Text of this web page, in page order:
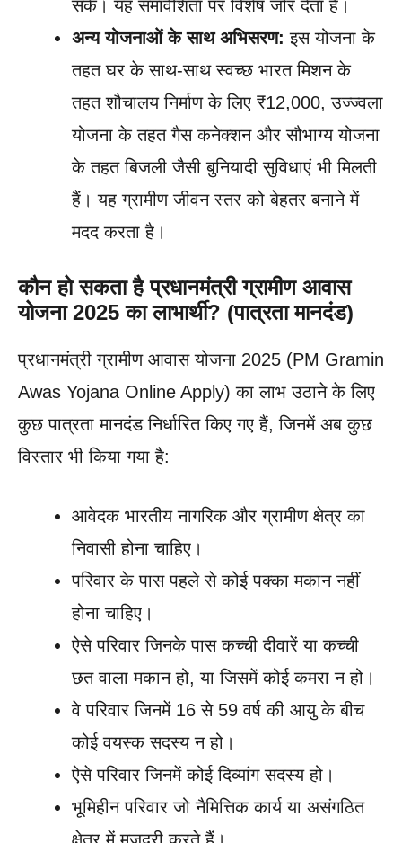
सके। यह समावेशिता पर विशेष जोर देता है।
अन्य योजनाओं के साथ अभिसरण: इस योजना के
तहत घर के साथ-साथ स्वच्छ भारत मिशन के
तहत शौचालय निर्माण के लिए ₹12,000, उज्ज्वला
योजना के तहत गैस कनेक्शन और सौभाग्य योजना
के तहत बिजली जैसी बुनियादी सुविधाएं भी मिलती
हैं। यह ग्रामीण जीवन स्तर को बेहतर बनाने में
मदद करता है।
कौन हो सकता है प्रधानमंत्री ग्रामीण आवास
योजना 2025 का लाभार्थी? (पात्रता मानदंड)
प्रधानमंत्री ग्रामीण आवास योजना 2025 (PM Gramin
Awas Yojana Online Apply) का लाभ उठाने के लिए
कुछ पात्रता मानदंड निर्धारित किए गए हैं, जिनमें अब कुछ
विस्तार भी किया गया है:
आवेदक भारतीय नागरिक और ग्रामीण क्षेत्र का
निवासी होना चाहिए।
परिवार के पास पहले से कोई पक्का मकान नहीं
होना चाहिए।
ऐसे परिवार जिनके पास कच्ची दीवारें या कच्ची
छत वाला मकान हो, या जिसमें कोई कमरा न हो।
वे परिवार जिनमें 16 से 59 वर्ष की आयु के बीच
कोई वयस्क सदस्य न हो।
ऐसे परिवार जिनमें कोई दिव्यांग सदस्य हो।
भूमिहीन परिवार जो नैमित्तिक कार्य या असंगठित